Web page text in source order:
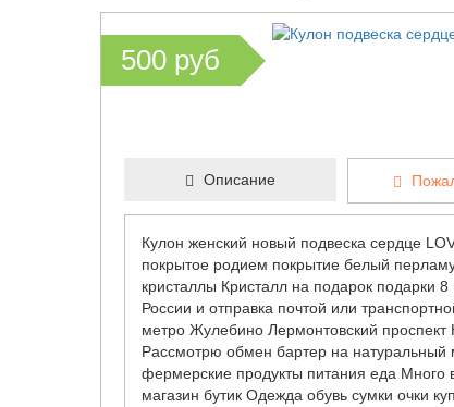
500 руб
Описание
Кулон женский новый подвеска сердце
покрытое родием покрытие белый
кристаллы Кристалл на подарок подарки
России и отправка почтой или
метро Жулебино Лермонтовский
Рассмотрю обмен бартер на натуральный
фермерские продукты питания еда Много
магазин бутик Одежда обувь сумки очки